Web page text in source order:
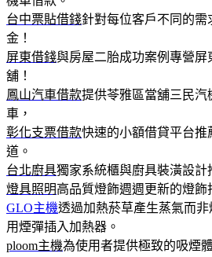
台中票貼借錢針對每位客戶不同的
金！
屏東借錢與房屋二胎成功案例專營
舖！
鳳山汽車借款提供苓雅區當舖三民汽
車，
彰化支票借款快速的小額借貸平台推
道。
台北廚具獨家系統櫃與廚具裝潢設計
燈具照明高品質燈飾週週更新的燈飾
GLO主機透過加熱菸草產生蒸氣而
用煙彈插入加熱器。
ploom主機為使用者提供極致的吸煙